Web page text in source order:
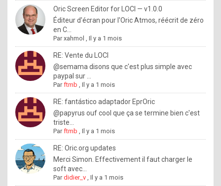
o
u
w
a
n
t
o
n
o
w
h
Oric Screen Editor for LOCI — v1.0.0
Éditeur d'écran pour l'Oric Atmos, réécrit de zéro
en C...
Parxahmol ,Il y a 1 mois
RE: Vente du LOCI
@semama disons que c'est plus simple avec
paypal sur ...
Parftmb ,Il y a 1 mois
RE: fantástico adaptador EprOric
@papyrus ouf cool que ça se termine bien c'est
triste...
Parftmb ,Il y a 1 mois
RE: Oric.org updates
Merci Simon. Effectivement il faut charger le
soft avec...
Pardidier_v ,Il y a 1 mois